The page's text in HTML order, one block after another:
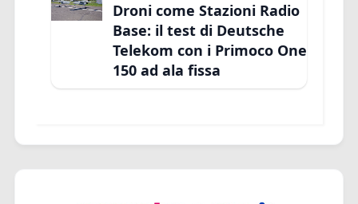
Droni come Stazioni Radio
Base: il test di Deutsche
Telekom con i Primoco One
150 ad ala fissa